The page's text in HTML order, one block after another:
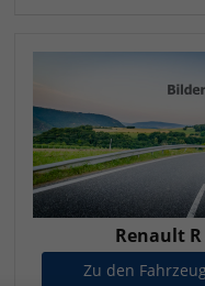
E-TECH
Renault R
Zu den